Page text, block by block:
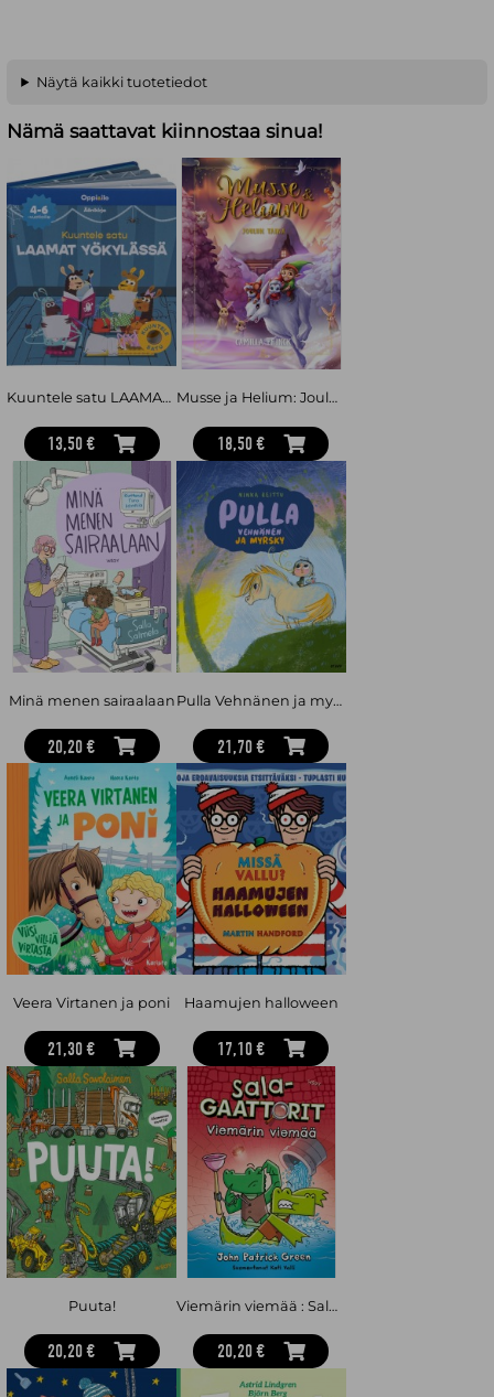
Näytä kaikki tuotetiedot
Nämä saattavat kiinnostaa sinua!
Kuuntele satu LAAMAT YÖKYLÄSSÄ -äänikirja 4-6 v
13,50 €
Musse ja Helium: Joulun taika
18,50 €
Minä menen sairaalaan
20,20 €
Pulla Vehnänen ja myrsky
21,70 €
Veera Virtanen ja poni
21,30 €
Haamujen halloween
17,10 €
Puuta!
20,20 €
Viemärin viemää : Salagaattorit 2
20,20 €